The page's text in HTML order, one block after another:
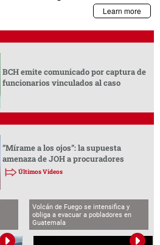
BCH emite comunicado por captura de
funcionarios vinculados al caso
“Mírame a los ojos”: la supuesta
amenaza de JOH a procuradores
Últimos Videos
Volcán de Fuego se intensifica y
obliga a evacuar a pobladores en
Guatemala